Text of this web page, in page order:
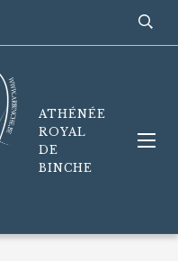
ATHÉNÉE
ROYAL
DE
BINCHE